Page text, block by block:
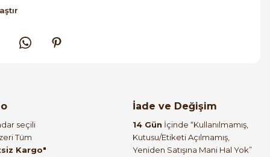
seçili
Tüm
Kargo"
İade ve Değişim
14 Gün İçinde “Kullanılmamış,
Kutusu/Etiketi Açılmamış,
Yeniden Satışına Mani Hal Yok”